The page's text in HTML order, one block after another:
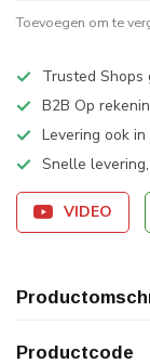
Toevoegen om te
Trusted Shops
B2B Op
Levering ook in
Snelle
VIDEO
Productcode